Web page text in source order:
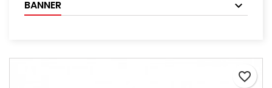
BANNER
favorite_border